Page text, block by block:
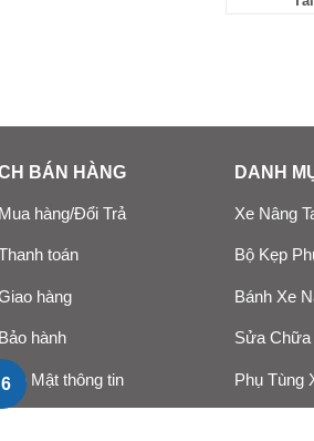
BÁN HÀNG
hàng/Đổi Trả
toán
hàng
hành
Mật thông tin
DANH
Xe Nâng
Bộ Kẹp
Bánh Xe
Sửa Chữa
Phụ Tùng